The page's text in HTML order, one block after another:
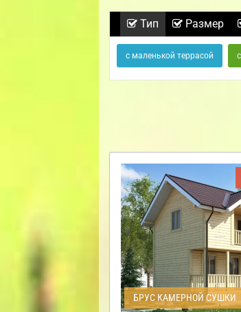
Тип Размер
с маленькой террасой
БРУС КАМЕРНОЙ СУШКИ